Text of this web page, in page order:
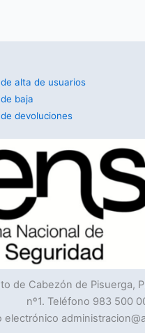
alta de usuarios
baja
devoluciones
de Cabezón de Pisuerga,
nº1. Teléfono 983 500
electrónico